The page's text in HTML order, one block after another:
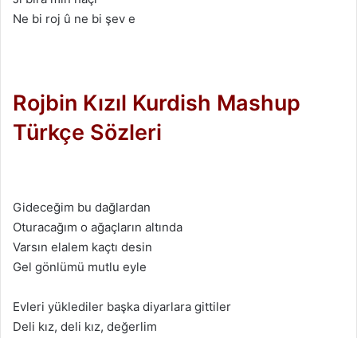
Ne bi roj û ne bi şev e
Rojbin Kızıl Kurdish Mashup
Türkçe Sözleri
Gideceğim bu dağlardan
Oturacağım o ağaçların altında
Varsın elalem kaçtı desin
Gel gönlümü mutlu eyle
Evleri yüklediler başka diyarlara gittiler
Deli kız, deli kız, değerlim